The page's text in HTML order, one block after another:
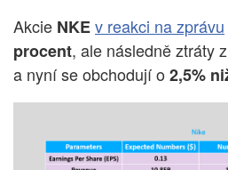
Akcie NKEv reakci na zprávu
procent, ale následně ztráty
a nyní se obchodují o 2,5%